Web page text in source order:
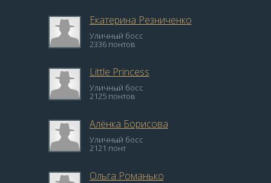
Екатерина Резниченко
Уличный босс
2336 понтов
Little Princess
Уличный босс
2125 понтов
Алёнка Борисова
Уличный босс
2121 понт
Ольга Романько